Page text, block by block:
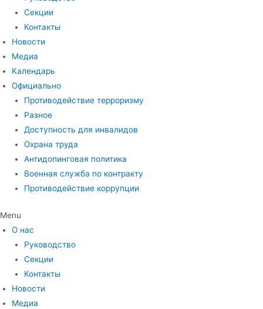
Секции
Контакты
Новости
Медиа
Календарь
Официально
Противодействие терроризму
Разное
Доступность для инвалидов
Охрана труда
Антидопинговая политика
Военная служба по контракту
Противодействие коррупции
Menu
О нас
Руководство
Секции
Контакты
Новости
Медиа